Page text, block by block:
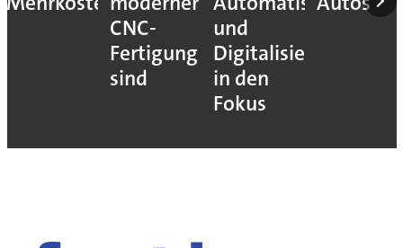
CNC-
Fertigung
sind
und
Digitalisierung
in den
Fokus